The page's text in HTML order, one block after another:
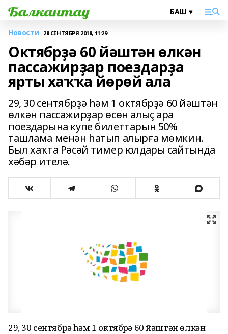
Новости 28 СЕНТЯБРЯ 2018, 11:29
Октябрҙә 60 йәштән өлкән
пассажирҙар поездарҙа
ярты хаҡҡа йөрөй ала
29, 30 сентябрҙә һәм 1 октябрҙә 60 йәштән
өлкән пассажирҙар өсөн алыҫ ара
поездарына купе билеттарын 50%
ташлама менән һатып алырға мөмкин.
Был хаҡта Рәсәй тимер юлдары сайтында
хәбәр ителә.
29, 30 сентябрҙә һәм 1 октябрҙә 60 йәштән өлкән